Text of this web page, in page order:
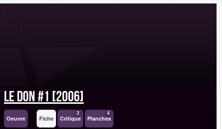
Le Don #1 [2006]
Le Don #1 [2006]
Oeuvre Fiche Critique
2
Planches
4